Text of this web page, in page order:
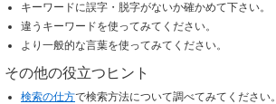
キーワードに誤字・脱字がないか確かめて下さい。
違うキーワードを使ってみてください。
より一般的な言葉を使ってみてください。
その他の役立つヒント
検索の仕方で検索方法について調べてみてください。